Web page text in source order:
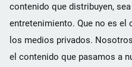
contenido que distribuyen,
entretenimiento. Que no es el
los medios privados.
el contenido que pasamos a